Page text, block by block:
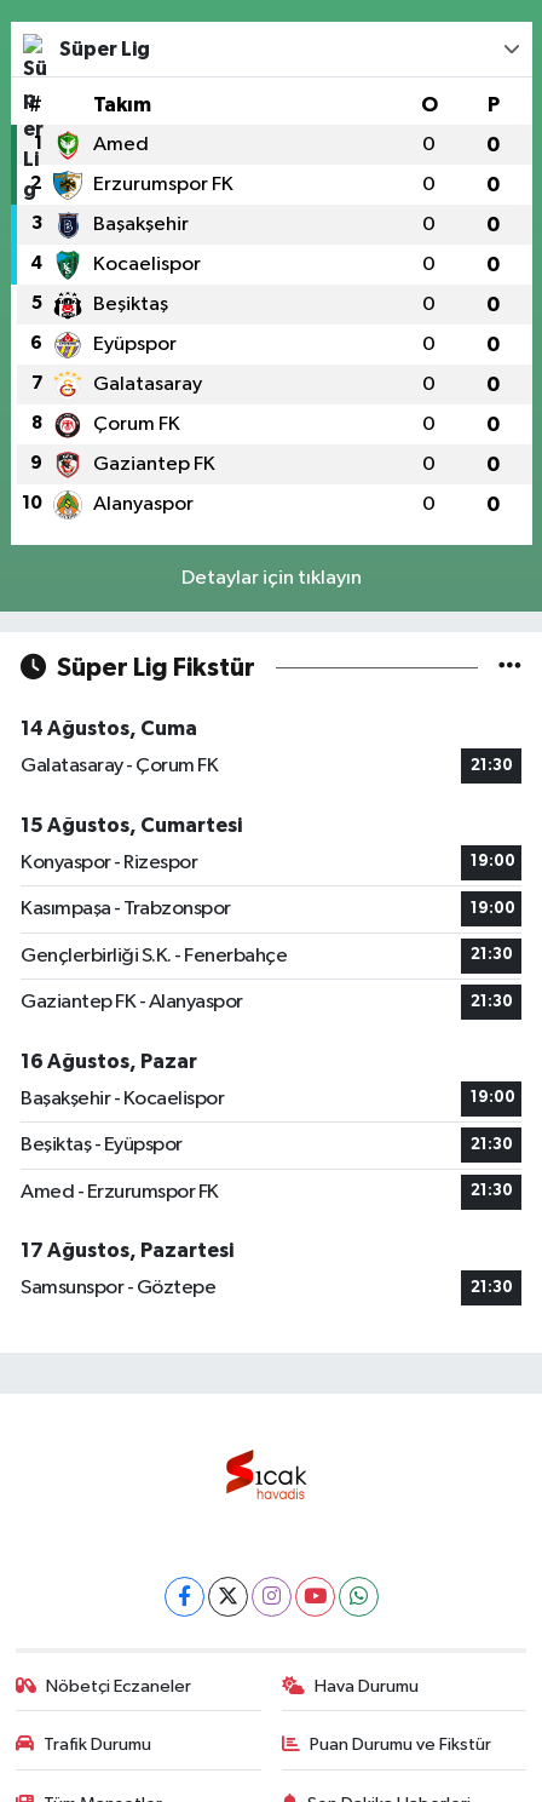
Süper Lig
# Takım O P
1 Amed 0 0
2 Erzurumspor FK 0 0
3 Başakşehir 0 0
4 Kocaelispor 0 0
5 Beşiktaş 0 0
6 Eyüpspor 0 0
7 Galatasaray 0 0
8 Çorum FK 0 0
9 Gaziantep FK 0 0
10 Alanyaspor 0 0
Detaylar için tıklayın
Süper Lig Fikstür
14 Ağustos, Cuma
Galatasaray - Çorum FK
21:30
15 Ağustos, Cumartesi
Konyaspor - Rizespor
19:00
Kasımpaşa - Trabzonspor 19:00
Gençlerbirliği S.K. - Fenerbahçe 21:30
Gaziantep FK - Alanyaspor 21:30
16 Ağustos, Pazar
Başakşehir - Kocaelispor
19:00
Beşiktaş - Eyüpspor 21:30
Amed - Erzurumspor FK 21:30
17 Ağustos, Pazartesi
Samsunspor - Göztepe
21:30
Nöbetçi Eczaneler Hava Durumu
Trafik Durumu Puan Durumu ve Fikstür